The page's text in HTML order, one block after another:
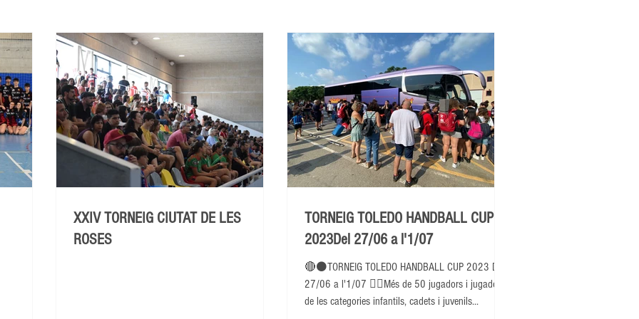
XXIV TORNEIG CIUTAT DE LES
ROSES
TORNEIG TOLEDO HANDBALL CUP
2023Del 27/06 a l'1/07
🔴⚫TORNEIG TOLEDO HANDBALL CUP 2023 Del
27/06 a l'1/07 👉🏽Més de 50 jugadors i jugadores
de les categories infantils, cadets i juvenils...